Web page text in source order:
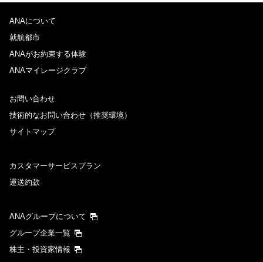
ANAについて
就航都市
ANAがお約束する体験
ANAマイレージクラブ
お問い合わせ
技術的なお問い合わせ（推奨環境）
サイトマップ
カスタマーサービスプラン
運送約款
ANAグループについて
グループ企業一覧
株主・投資家情報